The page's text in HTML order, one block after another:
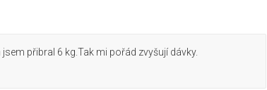
přibral 6 kg.Tak mi pořád zvyšují dávky.